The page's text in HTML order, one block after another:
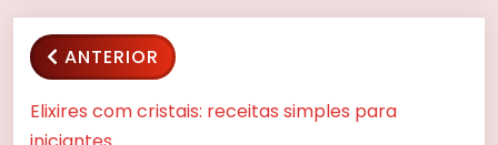
ANTERIOR
Elixires com cristais: receitas simples para